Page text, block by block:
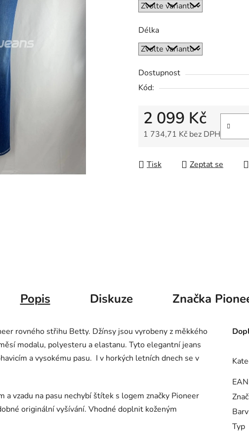
Délka
Dostupnost
Kód:
2 099 Kč
1 734,71 Kč bez DPH
Tisk
Zeptat se
Popis Diskuze Značka
rovného střihu Betty. Džínsy jsou vyrobeny z měkkého
modalu, polyesteru a elastanu. Tyto elegantní jeans
a vysokému pasu. I v horkých letních dnech se v
vzadu na pasu nechybí štítek s logem značky Pioneer
originální vyšívání. Vhodné doplnit koženým
EAN
Typ